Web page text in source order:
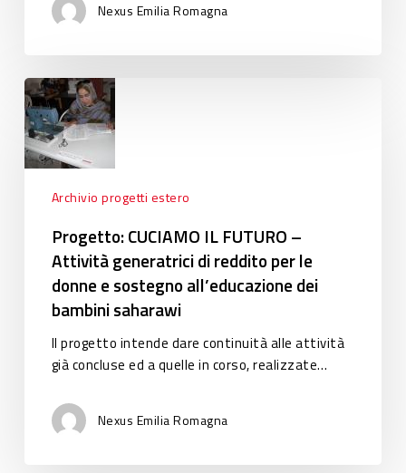
Nexus Emilia Romagna
Progetto:
CUCIAMO
IL
FUTURO
–
Attività
reddito
sostegno
bambini
Archivio progetti estero
Progetto: CUCIAMO IL FUTURO –
Attività generatrici di reddito per le
donne e sostegno all’educazione dei
bambini saharawi
Il progetto intende dare continuità alle attività
già concluse ed a quelle in corso, realizzate…
Nexus Emilia Romagna